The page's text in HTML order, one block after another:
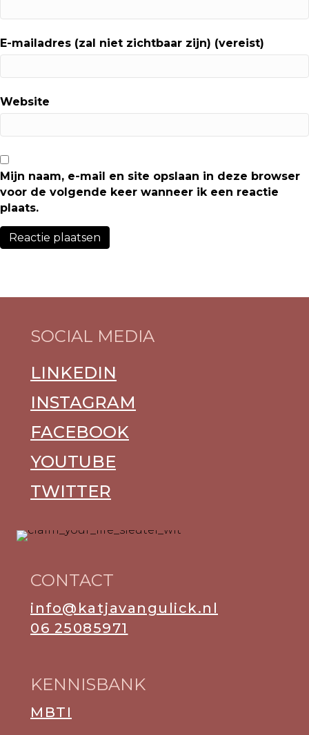
E-mailadres (zal niet zichtbaar zijn) (vereist)
Website
Mijn naam, e-mail en site opslaan in deze browser
voor de volgende keer wanneer ik een reactie
plaats.
SOCIAL MEDIA
LINKEDIN
INSTAGRAM
FACEBOOK
YOUTUBE
TWITTER
CONTACT
info@katjavangulick.nl
06 25085971
KENNISBANK
MBTI